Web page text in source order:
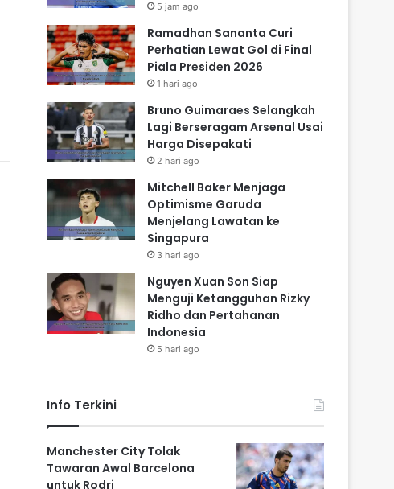
5 jam ago
Ramadhan Sananta Curi
Perhatian Lewat Gol di Final
Piala Presiden 2026
1 hari ago
Bruno Guimaraes Selangkah
Lagi Berseragam Arsenal Usai
Harga Disepakati
2 hari ago
Mitchell Baker Menjaga
Optimisme Garuda
Menjelang Lawatan ke
Singapura
3 hari ago
Nguyen Xuan Son Siap
Menguji Ketangguhan Rizky
Ridho dan Pertahanan
Indonesia
5 hari ago
Info Terkini
Manchester City Tolak
Tawaran Awal Barcelona
untuk Rodri